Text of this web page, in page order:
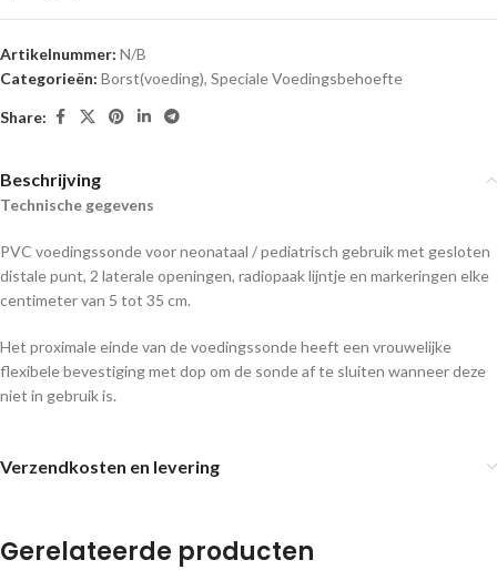
Artikelnummer: N/B
Categorieën: Borst(voeding), Speciale Voedingsbehoefte
Share:
Beschrijving
Technische gegevens
PVC voedingssonde voor neonataal / pediatrisch gebruik met gesloten
distale punt, 2 laterale openingen, radiopaak lijntje en markeringen elke
centimeter van 5 tot 35 cm.
Het proximale einde van de voedingssonde heeft een vrouwelijke
flexibele bevestiging met dop om de sonde af te sluiten wanneer deze
niet in gebruik is.
Verzendkosten en levering
Gerelateerde producten